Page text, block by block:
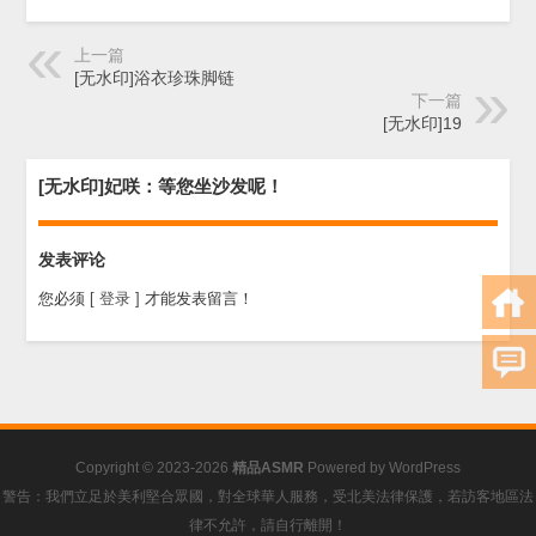
上一篇
[无水印]浴衣珍珠脚链
下一篇
[无水印]19
[无水印]妃咲：等您坐沙发呢！
发表评论
您必须 [ 登录 ] 才能发表留言！
Copyright © 2023-2026 精品ASMR Powered by WordPress
警告：我們立足於美利堅合眾國，對全球華人服務，受北美法律保護，若訪客地區法
律不允許，請自行離開！